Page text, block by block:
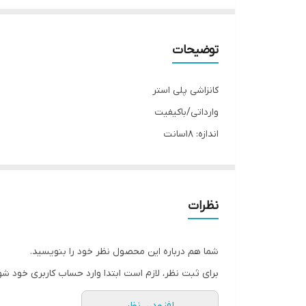
توضیحات
کانزاشی پلی استر
وارداتی/باکیفیت
اندازه: 18سانت
قابل استفاده برای مصرف روزانه/مهمونی/دورهمی و...
نظرات
شما هم درباره این محصول نظر خود را بنویسید.
برای ثبت نظر، لازم است ابتدا وارد حساب کاربری خود